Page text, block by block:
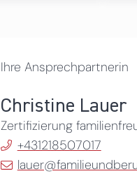
Ihre Ansprechpartnerin
Christine Lauer
Zertifizierung
+431218507017